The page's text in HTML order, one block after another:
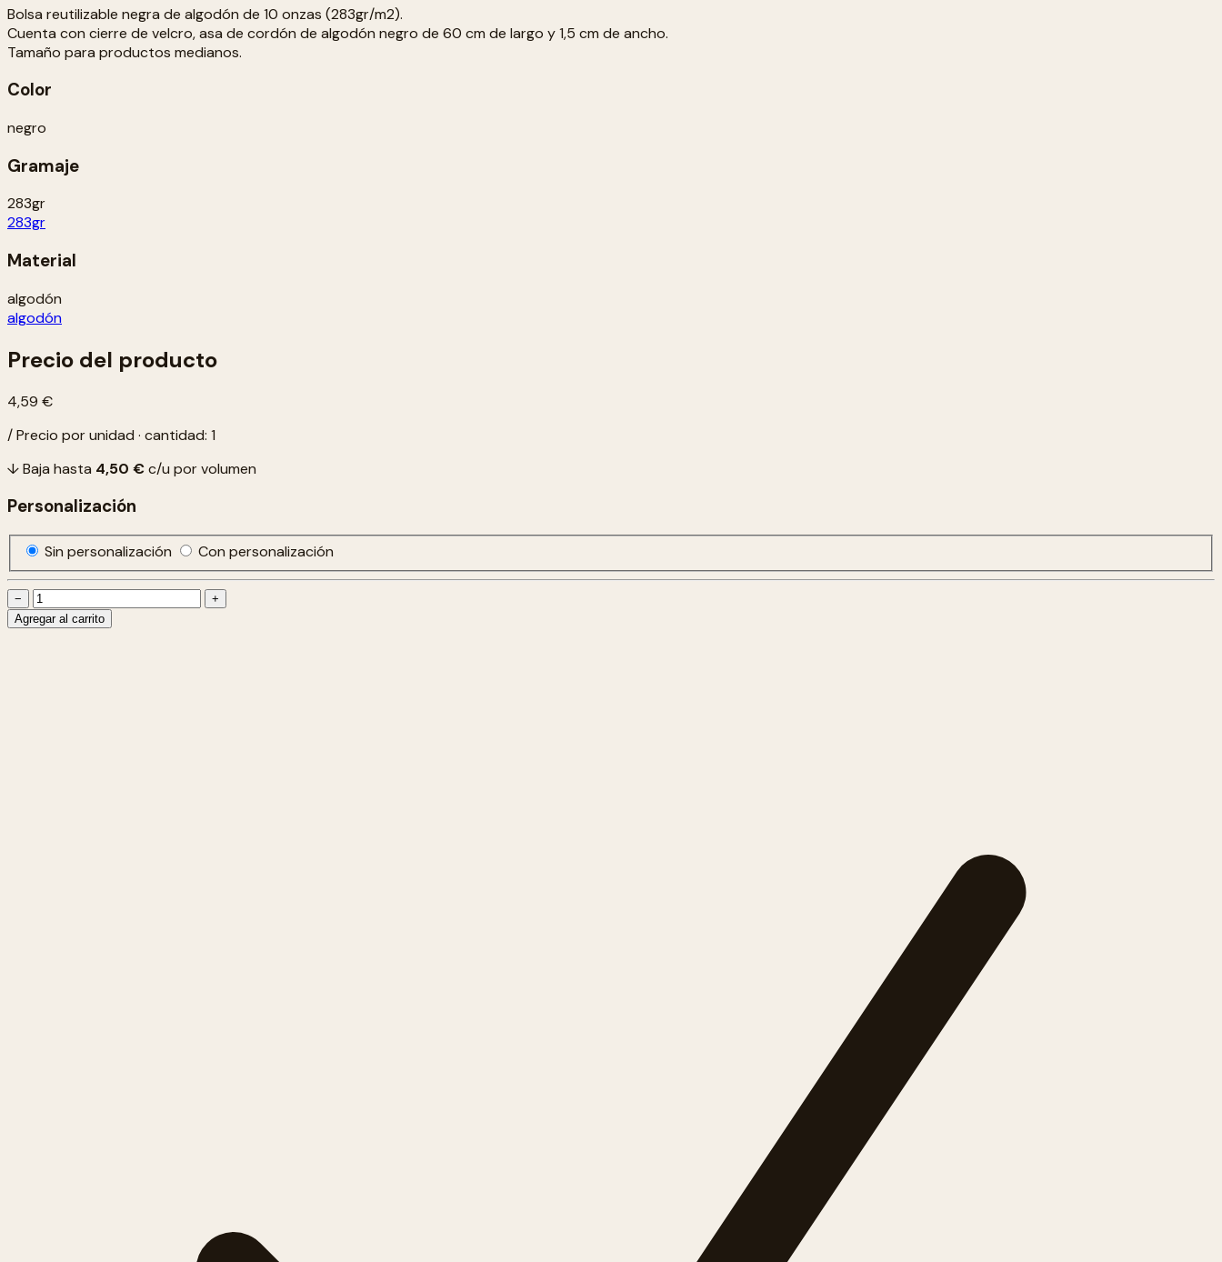
Bolsa reutilizable negra de algodón de 10 onzas (283gr/m2).
Cuenta con cierre de velcro, asa de cordón de algodón negro de 60 cm de largo y 1,5 cm de ancho.
Tamaño para productos medianos.
Color
negro
Gramaje
283gr
283gr
Material
algodón
algodón
Precio del producto
4,59 €
/ Precio por unidad · cantidad: 1
↓ Baja hasta 4,50 €c/u por volumen
Personalización
Sin personalización Con personalización
−
+
Agregar al carrito